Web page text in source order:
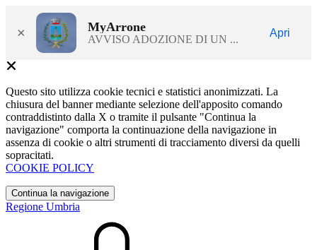
× MyArrone
AVVISO ADOZIONE DI UN ...
Apri
Questo sito utilizza cookie tecnici e statistici anonimizzati. La
chiusura del banner mediante selezione dell'apposito comando
contraddistinto dalla X o tramite il pulsante "Continua la
navigazione" comporta la continuazione della navigazione in
assenza di cookie o altri strumenti di tracciamento diversi da quelli
sopracitati.
COOKIE POLICY
Continua la navigazione
Regione Umbria